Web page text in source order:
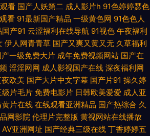
乐国产十区 日韩一级TV 亚洲性在线 97成人资源
精人 欧美伦15P 先锋无码中文 在线观看你懂得 91
女日逼视频一区 色综日韩视频 综合涩久久 91探花
产91色在线观看 老司机成人福利导航 日韩无码不
无码福利视频 第一福利网站 久久精品网一区 欧
看 国产人妖第二 成人影片h 91色婷婷瑟色
看 91最新国产精品 一级黄色网 91色色人
产91 云涩福利在线导航 91视色 午夜福利
伊人网青青草 国产又爽又黄又无 久草福利
产一级免费大片 成年免费视频网站 国产在
淫淫网网 成人影视国产在线 深夜福利网
夜欧美 国产大片中文字幕 国产片91 操久婷
级片毛片 免费电影片 日韩欧美爱爱 成人亚
黄片在线 在线观看亚洲精品 国产热综合 久
网影院 伦理片完整版 黄视网站在线播放
AV亚洲网址 国产经典三级在线 丁香婷婷五